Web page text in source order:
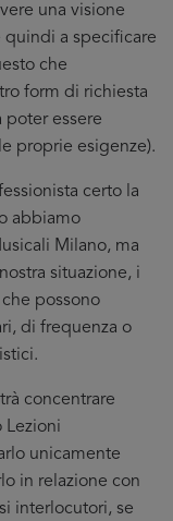
una visione
a specificare
che
form di richiesta
essere
proprie esigenze).
certo la
abbiamo
Milano, ma
situazione, i
possono
di frequenza o
concentrare
Lezioni
unicamente
in relazione con
interlocutori, se